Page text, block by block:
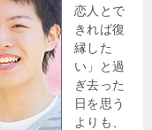
恋人とで
きれば復
縁した
い」と過
ぎ去った
日を思う
よりも、